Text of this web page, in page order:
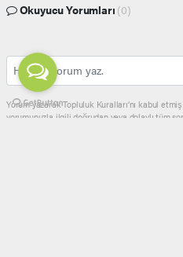
Okuyucu Yorumları (0)
Yorum yazarak Topluluk Kuralları’nı kabul
yorumunuzla ilgili doğrudan veya dolaylı tüm